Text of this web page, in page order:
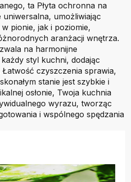
ta Płyta ochronna na
umożliwiając
pionie, jak i poziomie,
aranżacji wnętrza.
na harmonijne
styl kuchni, dodając
Łatwość czyszczenia sprawia,
stanie jest szybkie i
osłonie, Twoja kuchnia
wyrazu, tworząc
i wspólnego spędzania